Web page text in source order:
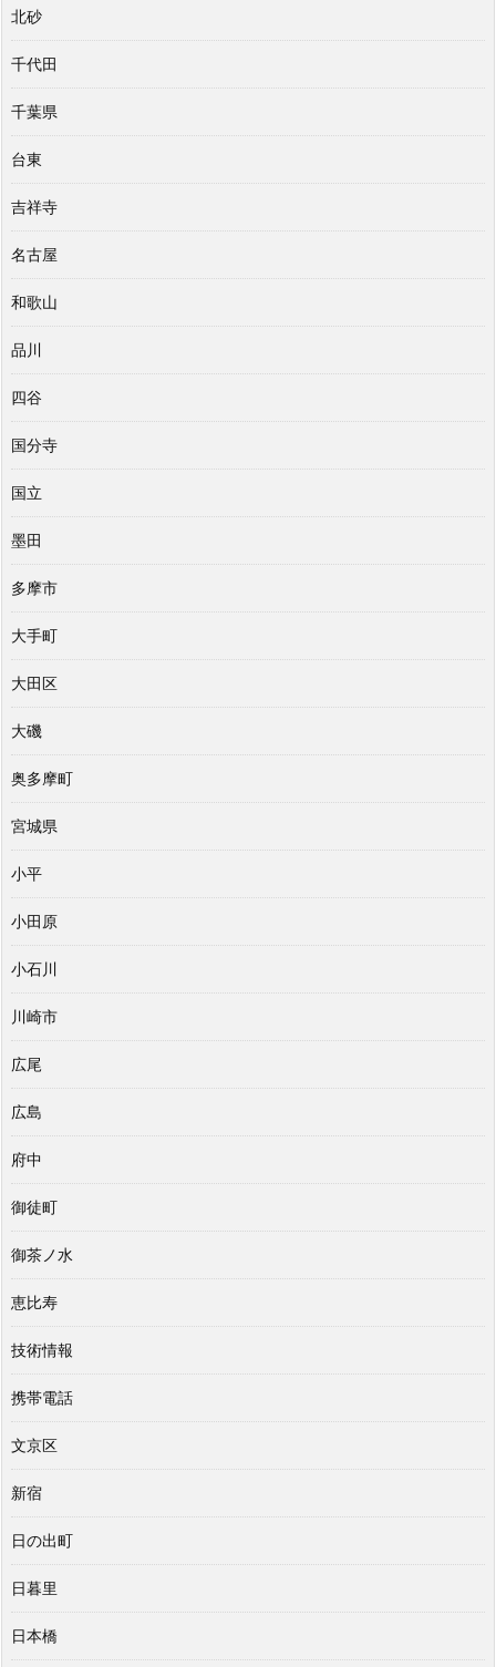
北砂
千代田
千葉県
台東
吉祥寺
名古屋
和歌山
品川
四谷
国分寺
国立
墨田
多摩市
大手町
大田区
大磯
奥多摩町
宮城県
小平
小田原
小石川
川崎市
広尾
広島
府中
御徒町
御茶ノ水
恵比寿
技術情報
携帯電話
文京区
新宿
日の出町
日暮里
日本橋